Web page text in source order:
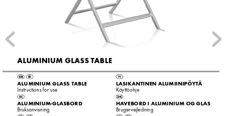
ALUMINIUM GLASS TABLE
ALUMINIUM GLASS TABLE
Instructions for use
ALUMINIUM-GLASBORD
Bruksanvisning
LASIKANTINEN ALUMIINIPÖYTÄ
Käyttöohje
HAVEBORD I ALUMINIUM OG GLAS
Brugervejledning